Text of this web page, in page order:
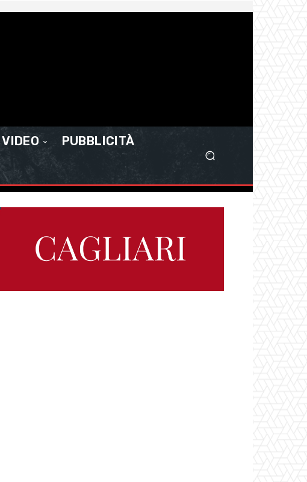
VIDEO
PUBBLICITÀ